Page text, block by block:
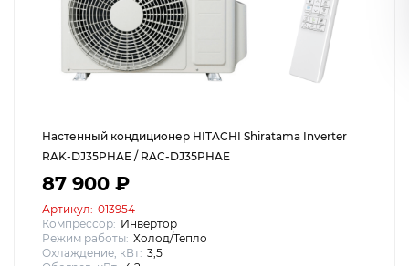
Настенный кондиционер HITACHI Shiratama Inverter
RAK-DJ35PHAE / RAC-DJ35PHAE
87 900 ₽
Артикул: 013954
Компрессор: Инвертор
Режим работы: Холод/Тепло
Охлаждение, кВт: 3,5